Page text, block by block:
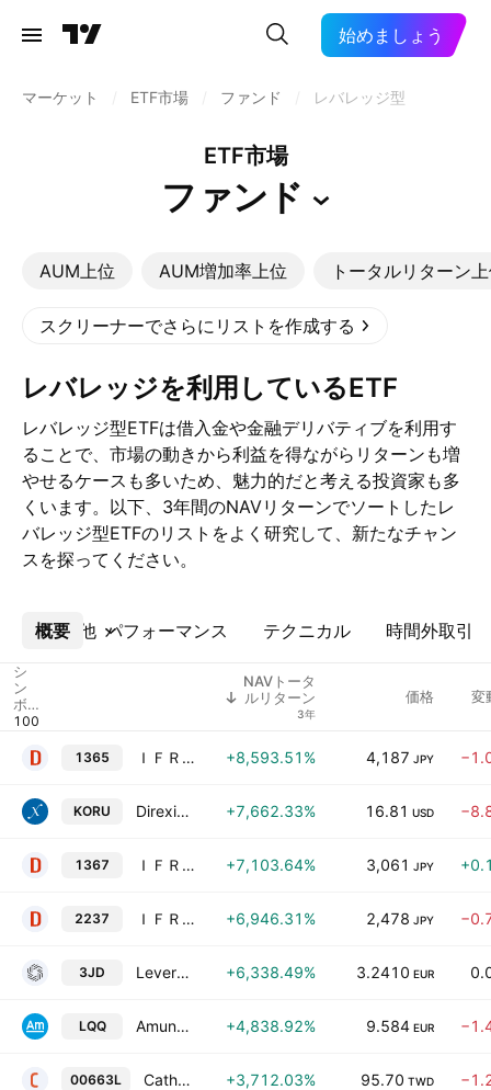
始めましょう
マーケット ETF市場 ファンド レバレッジ型
ETF市場
ファンド
AUM上位 AUM増加率上位 トータルリターン
スクリーナーでさらにリストを作成する
レバレッジを利用しているETF
レバレッジ型ETFは借入金や金融デリバティブを利用す
ることで、市場の動きから利益を得ながらリターンも増
やせるケースも多いため、魅力的だと考える投資家も多
くいます。以下、3年間のNAVリターンでソートしたレ
バレッジ型ETFのリストをよく研究して、新たなチャン
スを探ってください。
概要 パフォーマンス テクニカル 時間外取引
その他
シ
ン
ボ
ル
NAVトータ
ルリターン
3年
価格 変
1365 ＩＦＲＥＥＥＴＦ 日経平均レバレッジ・インデックス +8,593.51% 4,187 JPY
KORU Direxion Daily MSCI South Korea Bull 3X ETF +7,662.33% 16.81 USD
1367 ＩＦＲＥＥＥＴＦ ＴＯＰＩＸレバレッジ（２倍）指数 +7,103.64% 3,061 JPY
2237 ＩＦＲＥＥＥＴＦ Ｓ＆Ｐ５００ レバレッジ +6,946.31% 2,478 JPY
3JD Leverage Shares 3x JD.Com ETP +6,338.49% 3.2410 EUR
LQQ Amundi NASDAQ-100 Daily (2X) Leveraged UCITS ETF -Acc- +4,838.92% 9.584 EUR
00663L Cathay TAIEX Daily Leveraged 2X ETF +3,712.03% 95.70 TWD